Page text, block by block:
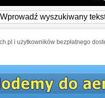
i użytkowników bezpłatnego